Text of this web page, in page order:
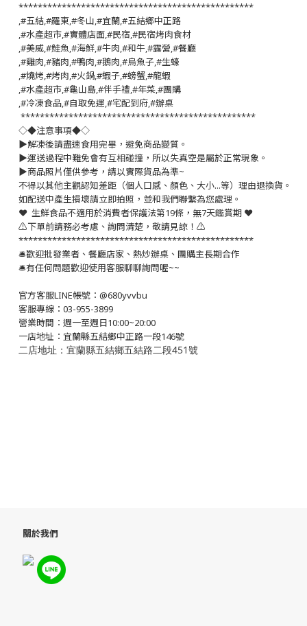
*************************************************
,#五結,#羅東,#冬山,#宜蘭,#五結鄉中正路
,#水產超市,#實體店面,#民宿,#民宿烤肉食材
,#美威,#鮭魚,#海鮮,#牛肉,#和牛,#露營,#餐廳
,#雞肉,#豬肉,#鴨肉,#鵝肉,#烏魚子,#生蠔
,#燒烤,#烤肉,#火鍋,#蝦子,#螃蟹,#龍蝦
,#水產超市,#龜山島,#伴手禮,#年菜,#團購
,#冷凍食品,#自取免運,#宅配到府,#辦桌
*************************************************
◇◆注意事項◆◇
▶️解凍後請盡速食用完畢，避免商品變質。
▶️運送過程中難免會有互相碰撞，所以失真空是屬於正常現象。
▶️商品照片僅供參考，請以實際貨品為準~
不得以其他主觀認知差距（個人口感、顏色、大小...等）理由退換貨。
如配送中產生損壞請立即拍照，並和我們聯繫為您處理。
❤️ 生鮮食品不適用於消費者保護法第19條，無7天鑑賞期 ❤️
⚠️下單前請務必考慮、詢問清楚，敬請見諒！⚠️
*************************************************
🛎歡迎批發業者、餐廳店家、熱炒辦桌、團購主長期合作
🛎有任何問題歡迎使用客服聊聊詢問喔~~
官方客服LINE帳號：@680yvvbu
客服專線：03-955-3899
營業時間：週一至週日10:00~20:00
一店地址：宜蘭縣五結鄉中正路一段146號
二店地址：宜蘭縣五結鄉五結路二段451號
關於我們